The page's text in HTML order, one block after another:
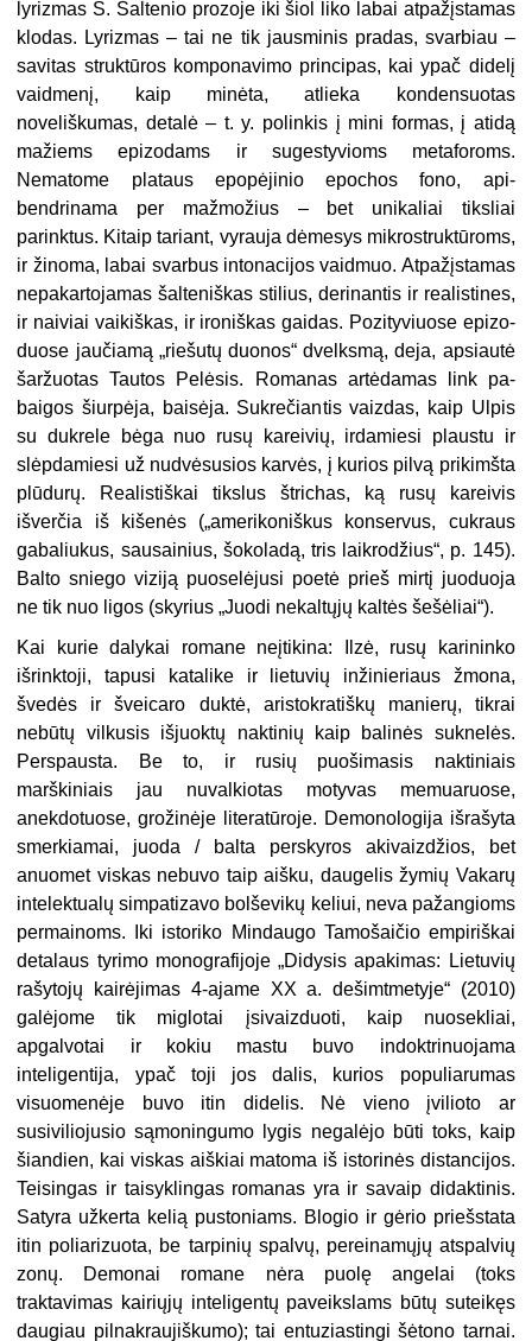
lyrizmas S. Šaltenio prozoje iki šiol liko labai atpažįstamas
klodas. Lyrizmas – tai ne tik jausminis pradas, svarbiau –
savitas struktūros komponavimo prin­cipas, kai ypač didelį
vaidmenį, kaip minėta, atlieka kondensuotas
noveliškumas, detalė – t. y. polinkis į mini formas, į atidą
mažiems epizodams ir sugestyvioms metaforoms.
Nematome plataus epopėjinio epochos fono, api­
bendrinama per mažmožius – bet uni­kaliai tiksliai
parinktus. Kitaip ta­riant, vyrauja dėmesys mikrostruktūroms,
ir žinoma, labai svarbus into­nacijos vaidmuo. Atpažįstamas
nepakar­tojamas šalteniškas stilius, derinantis ir realistines,
ir naiviai vaikiškas, ir ironiškas gaidas. Pozityviuose epizo­
duose jaučiamą „riešutų duonos“ dvelks­mą, deja, apsiautė
šaržuotas Tautos Pelėsis. Romanas artėdamas link pa­
baigos šiurpėja, baisėja. Sukrečiantis vaizdas, kaip Ulpis
su dukrele bėga nuo rusų kareivių, irdamiesi plaustu ir
slėpdamiesi už nudvėsusios karvės, į kurios pilvą prikimšta
plūdurų. Realis­tiškai tikslus štrichas, ką rusų kareivis
išverčia iš kišenės („amerikoniškus konservus, cukraus
gabaliukus, sau­sainius, šokoladą, tris laikrodžius“, p. 145).
Balto sniego viziją puoselėjusi poetė prieš mirtį juoduoja
ne tik nuo ligos (skyrius „Juodi nekaltųjų kaltės šešėliai“).
Kai kurie dalykai romane neįtiki­na: Ilzė, rusų karininko
išrinktoji, tapusi katalike ir lietuvių inžinieriaus žmona,
švedės ir šveicaro duktė, aris­tokratiškų manierų, tikrai
nebūtų vilkusis išjuoktų naktinių kaip balinės suknelės.
Perspausta. Be to, ir rusių puošimasis naktiniais
marškiniais jau nuvalkiotas motyvas memuaruose,
anekdotuose, grožinėje literatūroje. Demonologija išrašyta
smerkiamai, juoda / balta perskyros akivaizdžios, bet
anuomet viskas nebuvo taip aišku, daugelis žymių Vakarų
intelektualų simpatizavo bolševikų keliui, neva pažangioms
permainoms. Iki istoriko Mindaugo Tamošaičio empiriškai
deta­laus tyrimo monografijoje „Didysis apakimas: Lietuvių
rašytojų kairėjimas 4-ajame XX a. dešimtmetyje“ (2010)
galėjome tik miglotai įsivaiz­duoti, kaip nuosekliai,
apgalvotai ir kokiu mastu buvo indoktrinuojama
inteligentija, ypač toji jos dalis, kurios populiarumas
visuomenėje buvo itin didelis. Nė vieno įvilioto ar
susivilioju­sio sąmoningumo lygis negalėjo būti toks, kaip
šiandien, kai viskas aiškiai matoma iš istorinės distancijos.
Tei­singas ir taisyklingas romanas yra ir savaip didaktinis.
Satyra užkerta ke­lią pustoniams. Blogio ir gėrio prieš­stata
itin poliarizuota, be tarpinių spal­vų, pereinamųjų atspalvių
zonų. De­monai romane nėra puolę angelai (toks
traktavimas kairiųjų inteligentų paveikslams būtų suteikęs
daugiau pilnakraujiškumo); tai entuziastingi šėtono tarnai.